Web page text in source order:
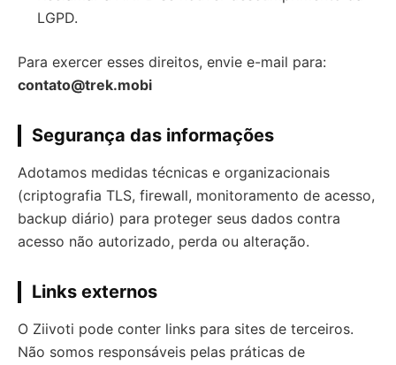
LGPD.
Para exercer esses direitos, envie e-mail para:
contato@trek.mobi
Segurança das informações
Adotamos medidas técnicas e organizacionais
(criptografia TLS, firewall, monitoramento de acesso,
backup diário) para proteger seus dados contra
acesso não autorizado, perda ou alteração.
Links externos
O Ziivoti pode conter links para sites de terceiros.
Não somos responsáveis pelas práticas de